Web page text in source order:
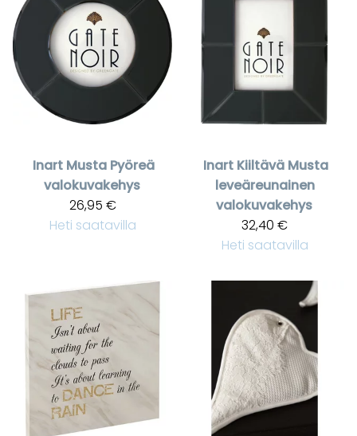
Inart Musta Pyöreä
valokuvakehys
26,95 €
Heti saatavilla
Inart Kiiltävä Musta
leveäreunainen
valokuvakehys
32,40 €
Heti saatavilla